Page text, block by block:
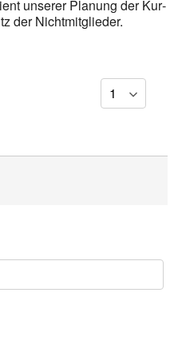
unse­rer Pla­nung der Kur­
der Nicht­mit­glie­der.